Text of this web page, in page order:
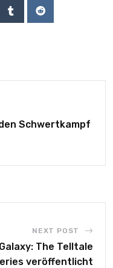
Schwertkampf
NEXT POST
The Telltale
veröffentlicht